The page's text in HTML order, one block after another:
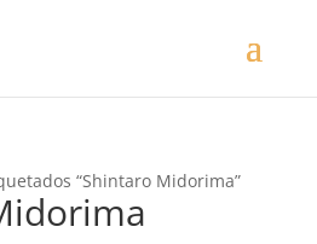
“Shintaro Midorima”